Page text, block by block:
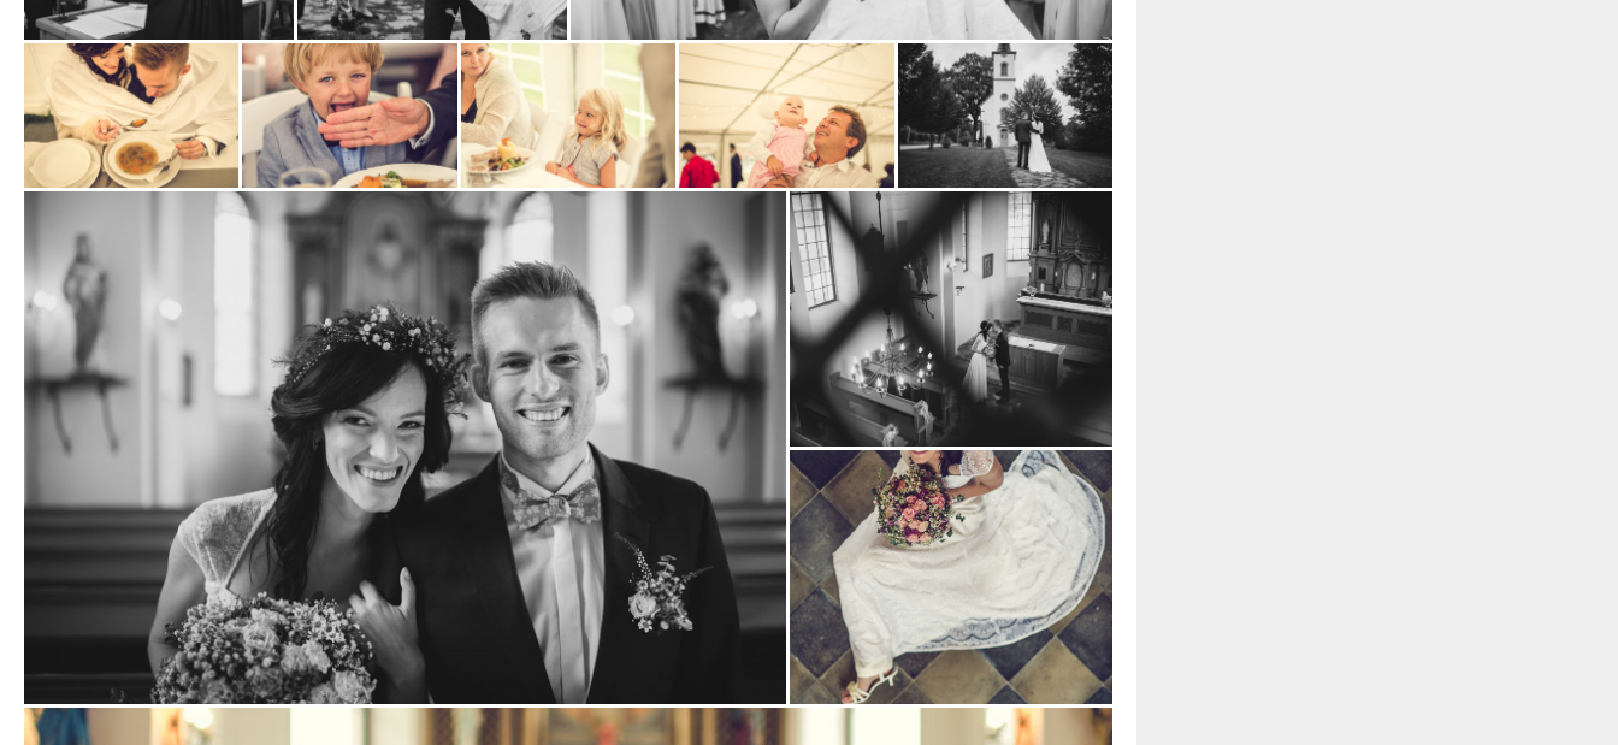
Zobrazit
fotografii
fotografii
Zobrazit
fotografii
Zobrazit
fotografii
Zobrazit
fotografii
Zobrazit
fotografii
Zobrazit
Zobrazit
fotografii
Zobrazit
fotografii